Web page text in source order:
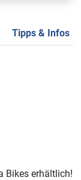
Tipps & Infos
Bikes erhältlich!